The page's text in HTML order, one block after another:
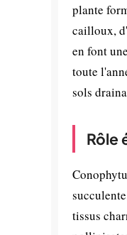
plante
cailloux,
en font
toute
sols
Rôle
tissus